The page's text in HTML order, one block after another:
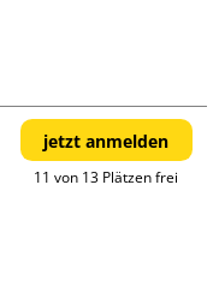
jetzt anmelden
11 von 13 Plätzen frei